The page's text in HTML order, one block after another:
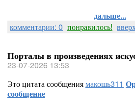
дальше...
комментарии: 0 понравилось!
Порталы в произведениях
23-07-2026 13:53
Это цитата сообщениямакошь311
сообщение